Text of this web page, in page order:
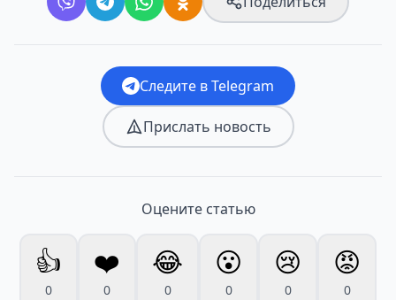
Следите в Telegram
Прислать новость
Оцените статью
👍
0
❤️
0
😂
0
😮
0
😢
0
😡
0